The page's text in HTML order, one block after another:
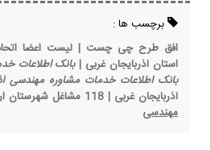
برچسب ها :
افق طرح چی چست | لیست اعضا
استان آذربایجان غربی | بانک اطلاعات
بانک اطلاعات خدمات مشاوره مهندسی
آذربایجان غربی | 118 مشاغل شهرستان ارومیه |
مهندسی